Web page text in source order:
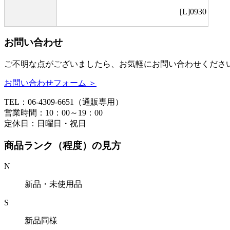
[L]0930
お問い合わせ
ご不明な点がございましたら、お気軽にお問い合わせくださ
お問い合わせフォーム ＞
TEL：06-4309-6651（通販専用）
営業時間：10：00～19：00
定休日：日曜日・祝日
商品ランク（程度）の見方
N
新品・未使用品
S
新品同様